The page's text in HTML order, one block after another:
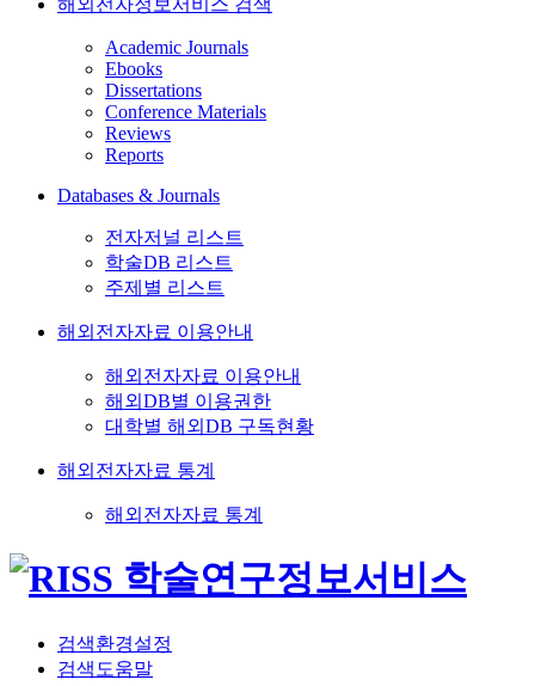
해외전자정보서비스 검색
Academic Journals
Ebooks
Dissertations
Conference Materials
Reviews
Reports
Databases & Journals
전자저널 리스트
학술DB 리스트
주제별 리스트
해외전자자료 이용안내
해외전자자료 이용안내
해외DB별 이용권한
대학별 해외DB 구독현황
해외전자자료 통계
해외전자자료 통계
검색환경설정
검색도움말